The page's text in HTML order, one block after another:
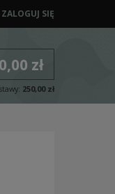
ZALOGUJ SIĘ
0,00 zł
250,00 zł